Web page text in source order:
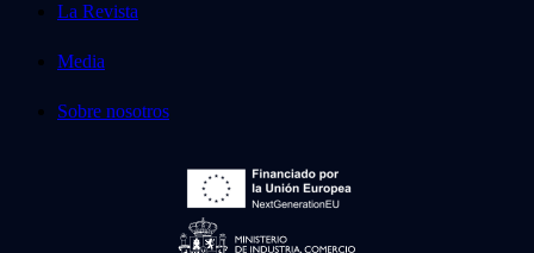
La Revista
Media
Sobre nosotros